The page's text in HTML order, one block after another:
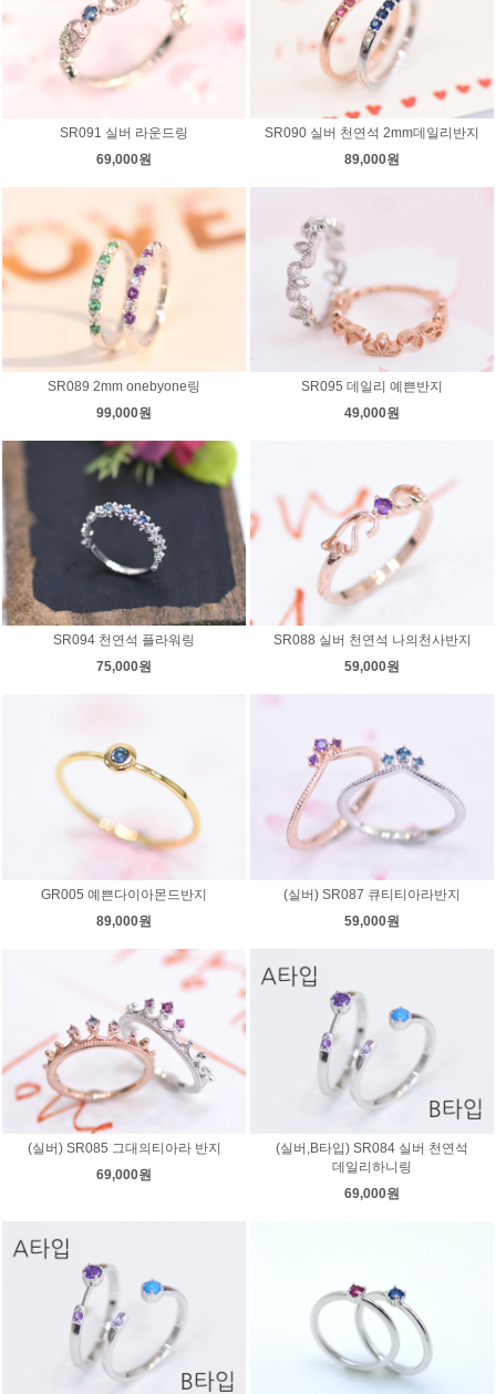
SR091 실버 라운드링
69,000원
SR090 실버 천연석 2mm데일리반지
89,000원
SR089 2mm onebyone링
99,000원
SR095 데일리 예쁜반지
49,000원
SR094 천연석 플라워링
75,000원
SR088 실버 천연석 나의천사반지
59,000원
GR005 예쁜다이아몬드반지
89,000원
(실버) SR087 큐티티아라반지
59,000원
(실버) SR085 그대의티아라 반지
69,000원
(실버,B타입) SR084 실버 천연석
데일리하니링
69,000원